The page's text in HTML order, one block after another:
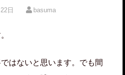
日 basuma
はないと思います。でも間